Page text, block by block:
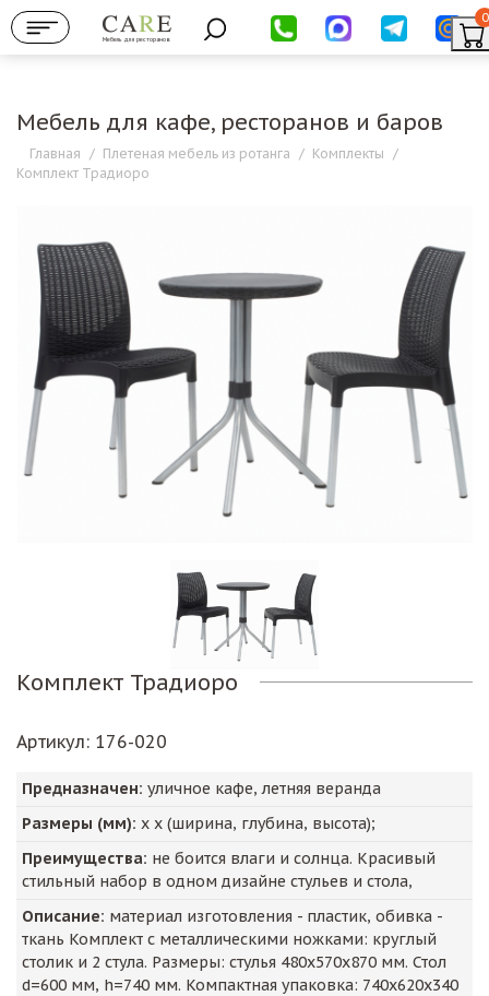
Мебель для ресторанов
0
Мебель для кафе, ресторанов и баров
Главная / Плетеная мебель из ротанга / Комплекты /
Комплект Традиоро
Комплект Традиоро
Артикул: 176-020
Предназначен: уличное кафе, летняя веранда
Размеры (мм): х х (ширина, глубина, высота);
Преимущества: не боится влаги и солнца. Красивый
стильный набор в одном дизайне стульев и стола,
Описание: материал изготовления - пластик, обивка -
ткань Комплект с металлическими ножками: круглый
столик и 2 стула. Размеры: стулья 480х570х870 мм. Стол
d=600 мм, h=740 мм. Компактная упаковка: 740х620х340